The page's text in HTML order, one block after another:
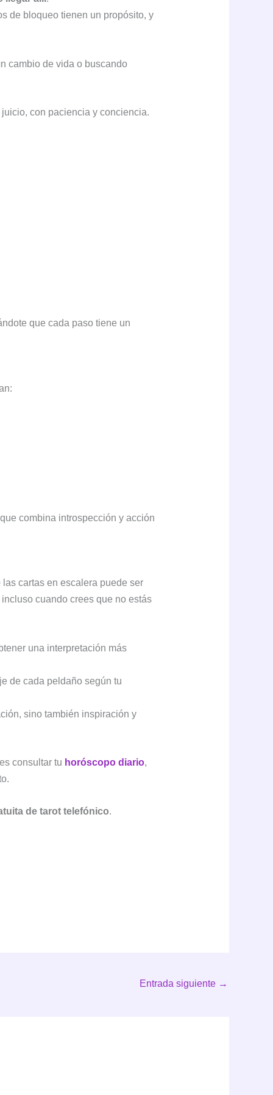
de bloqueo tienen un propósito, y
cambio de vida o buscando
con paciencia y conciencia.
que cada paso tiene un
combina introspección y acción
cartas en escalera puede ser
cuando crees que no estás
una interpretación más
de cada peldaño según tu
sino también inspiración y
consultar tu horóscopo diario,
de tarot telefónico.
Entrada siguiente →